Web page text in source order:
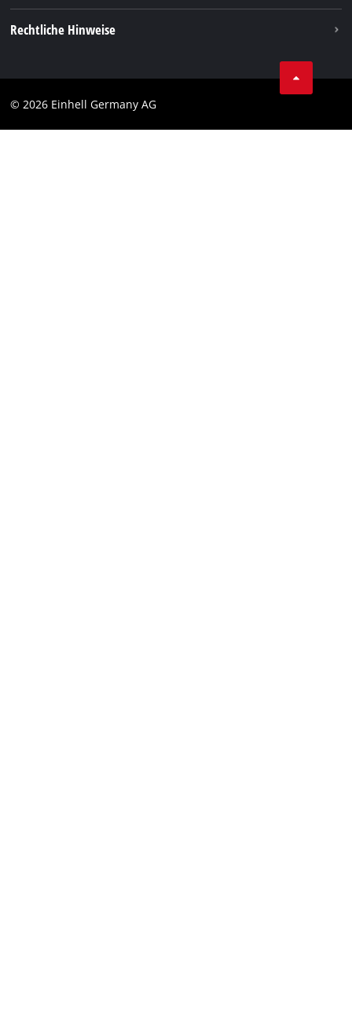
Vertrag widerrufen
Rechtliche Hinweise
Impressum
© 2026 Einhell Germany AG